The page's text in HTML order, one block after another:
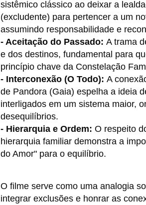
sistêmico clássico ao deixar a
(excludente) para pertencer a um
assumindo responsabilidade e
- Aceitação do Passado: A trama
e dos destinos, fundamental para
princípio chave da Constelação
- Interconexão (O Todo): A
de Pandora (Gaia) espelha a ideia
interligados em um sistema maior,
desequilíbrios.
- Hierarquia e Ordem: O respeito
hierarquia familiar demonstra a
do Amor" para o equilíbrio.
O filme serve como uma analogia
integrar exclusões e honrar as